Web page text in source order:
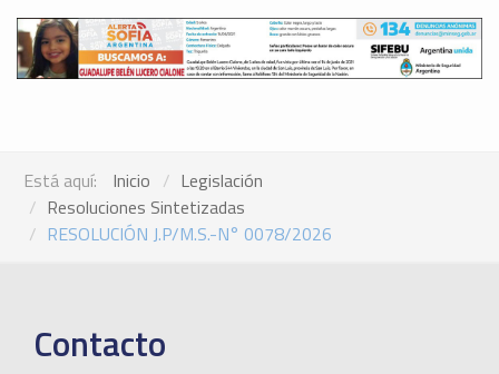
Está aquí: Inicio
Legislación
Resoluciones Sintetizadas
RESOLUCIÓN J.P/M.S.-N° 0078/2026
Contacto